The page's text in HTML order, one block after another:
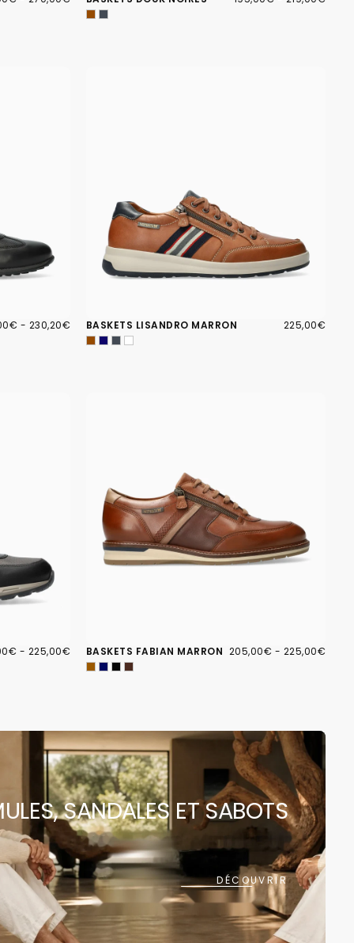
- PRIX
230,20€ BASKETS LISANDRO MARRON 225,00€
PRIX
225,00€
- PRIX
225,00€ BASKETS FABIAN MARRON 205,00€
PRIX
205,00€ - PRIX
225,00€
SANDALES ET SABOTS
DÉCOUVRIR
est
vide
été sélectionné.